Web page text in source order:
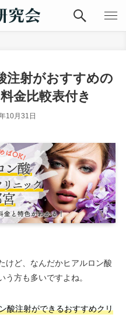
注射がおすすめの
金比較表付き
10月31日
けど、なんだかヒアルロン酸
方も多いですよね。
酸注射ができるおすすめクリ